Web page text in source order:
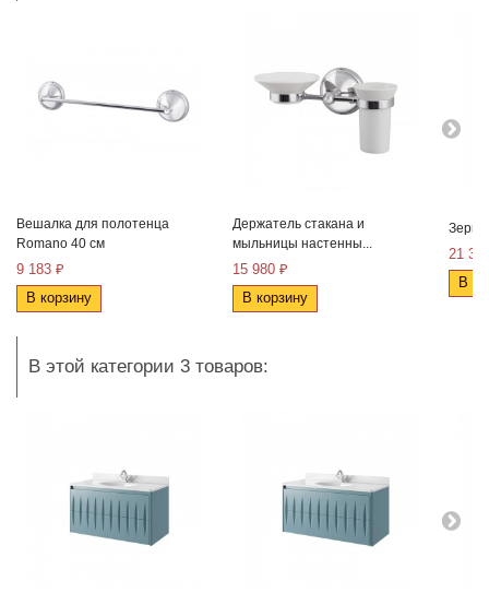
Вешалка для полотенца
Romano 40 см
9 183 ₽
В корзину
Держатель стакана и
мыльницы настенны...
15 980 ₽
В корзину
21
В
В этой категории 3 товаров: